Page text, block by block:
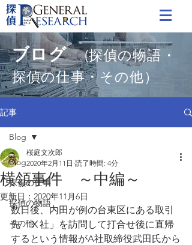
ブログ(探偵の物語・
探偵の仕事・その他）
記事
Blog
探偵の仕事
探偵の物語
その他
Blog
横領事件 ～中編～
桜庭文次郎
2020年2月11日 読了時間: 4分
更新日： 2020年11月6日
数日後、内田が例の台東区にある取引
先「Ⅹ社」を訪問して打合せ後に直帰
するという情報がA社取締役武田氏から